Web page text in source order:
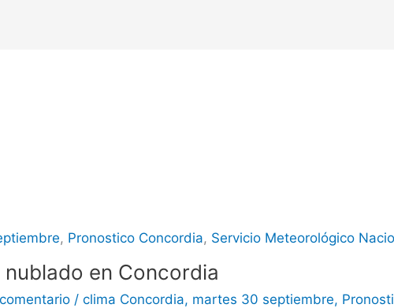
, Pronostico Concordia, Servicio Meteorológico
en Concordia
/clima Concordia, martes 30 septiembre,